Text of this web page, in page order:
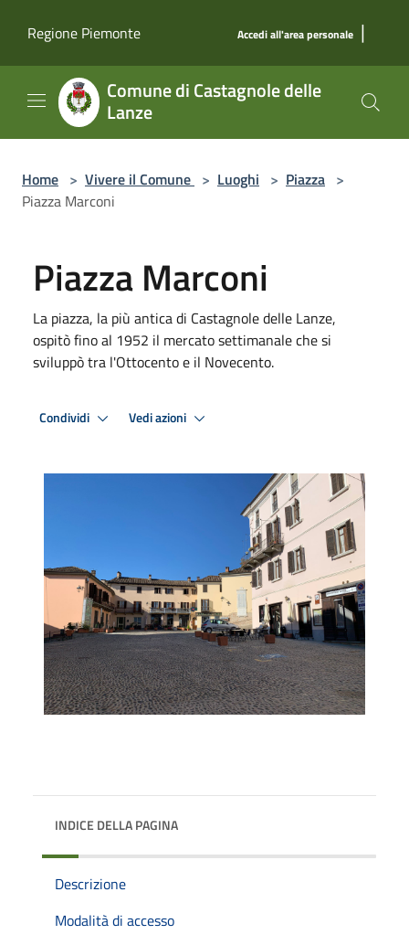
Regione Piemonte
Accedi all'area personale |
Comune di Castagnole delle
Lanze
Home > Vivere il Comune > Luoghi > Piazza >
Piazza Marconi
Piazza Marconi
La piazza, la più antica di Castagnole delle Lanze,
ospitò fino al 1952 il mercato settimanale che si
sviluppò tra l'Ottocento e il Novecento.
Condividi Vedi azioni
INDICE DELLA PAGINA
Descrizione
Modalità di accesso